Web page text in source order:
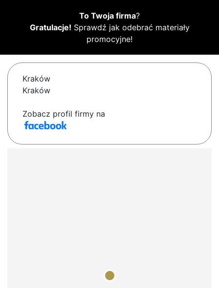
To Twoja firma?
Gratulacje! Sprawdź jak odebrać materiały
promocyjne!
Kraków
Kraków
Zobacz profil firmy na